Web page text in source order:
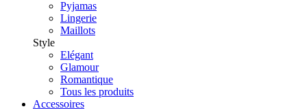
Pyjamas
Lingerie
Maillots
Style
Elégant
Glamour
Romantique
Tous les produits
Accessoires